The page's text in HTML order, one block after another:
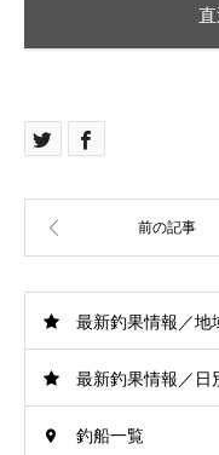
最新釣果情報／地
最新釣果情報／日
釣船一覧